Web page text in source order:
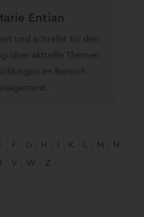
Entian
und schreibt für den
über aktuelle Themen
im Bereich
F G H I K L M
N
V W Z